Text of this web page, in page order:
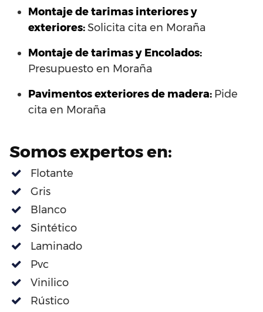
Montaje de tarimas interiores y
exteriores:Solicita cita en Moraña
Montaje de tarimas y Encolados:
Presupuesto en Moraña
Pavimentos exteriores de madera: Pide
cita en Moraña
Somos expertos en:
Flotante
Gris
Blanco
Sintético
Laminado
Pvc
Vinilico
Rústico